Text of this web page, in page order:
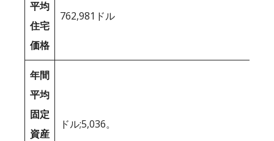
平均
住宅
価格
762,981ドル
年間
平均
固定
資産
ドル;5,036。